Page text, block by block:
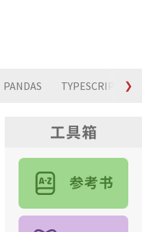
PANDAS TYPESCRIPT ❯